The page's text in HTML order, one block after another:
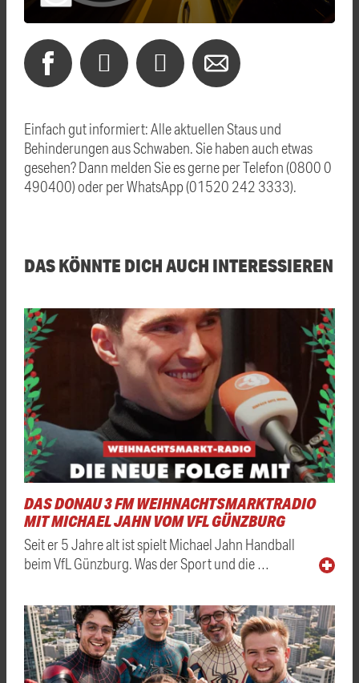
Einfach gut informiert: Alle aktuellen Staus und
Behinderungen aus Schwaben. Sie haben auch etwas
gesehen? Dann melden Sie es gerne per Telefon (0800 0
490400) oder per WhatsApp (01520 242 3333).
DAS KÖNNTE DICH AUCH INTERESSIEREN
DAS DONAU 3 FM WEIHNACHTSMARKTRADIO
MIT MICHAEL JAHN VOM VFL GÜNZBURG
Seit er 5 Jahre alt ist spielt Michael Jahn Handball
beim VfL Günzburg. Was der Sport und die …